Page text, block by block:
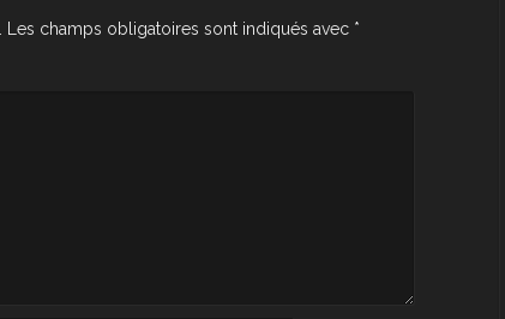
Les champs obligatoires sont indiqués avec *